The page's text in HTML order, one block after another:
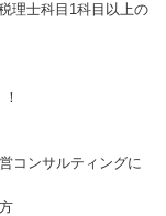
士科目1科目以上の
コンサルティングに